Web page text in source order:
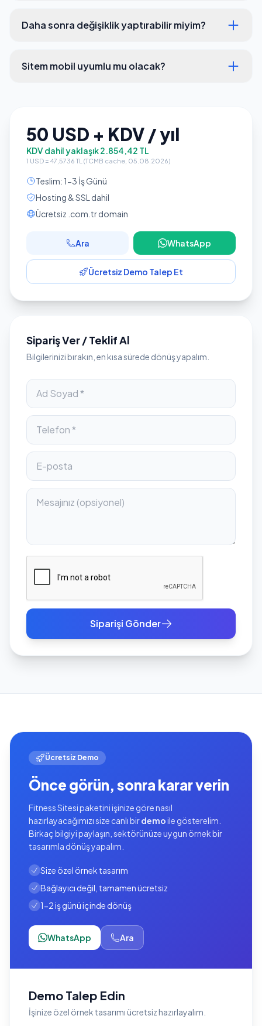
Daha sonra değişiklik yaptırabilir miyim?
Sitem mobil uyumlu mu olacak?
50 USD + KDV / yıl
KDV dahil yaklaşık 2.854,42 TL
1 USD = 47,5736 TL (TCMB cache, 05.08.2026)
Teslim: 1-3 İş Günü
Hosting & SSL dahil
Ücretsiz .com.tr domain
Ara WhatsApp
Ücretsiz Demo Talep Et
Sipariş Ver / Teklif Al
Bilgilerinizi bırakın, en kısa sürede dönüş yapalım.
Siparişi Gönder
Ücretsiz Demo
Önce görün, sonra karar verin
Fitness Sitesi paketini işinize göre nasıl
hazırlayacağımızı size canlı birdemoile gösterelim.
Birkaç bilgiyi paylaşın, sektörünüze uygun örnek bir
tasarımla dönüş yapalım.
Size özel örnek tasarım
Bağlayıcı değil, tamamen ücretsiz
1-2 iş günü içinde dönüş
WhatsApp Ara
Demo Talep Edin
İşinize özel örnek tasarımı ücretsiz hazırlayalım.